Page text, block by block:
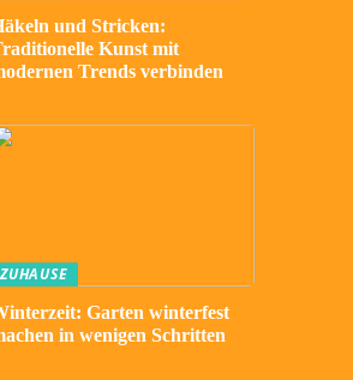
und Stricken:
Kunst mit
Trends verbinden
ZUHAUSE
Garten winterfest
in wenigen Schritten